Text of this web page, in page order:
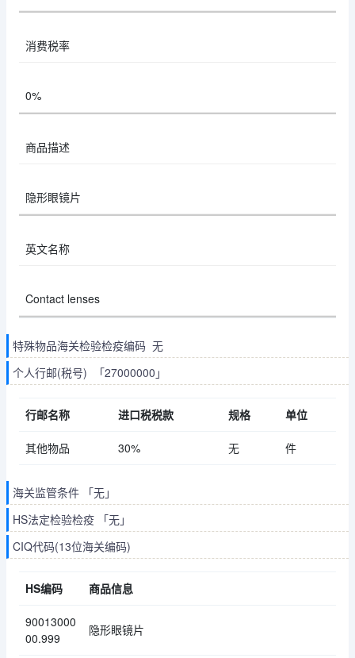
消费税率
0%
商品描述
隐形眼镜片
英文名称
Contact lenses
特殊物品海关检验检疫编码 无
个人行邮(税号) 「27000000」
行邮名称 进口税税款 规格 单位
其他物品 30% 无 件
海关监管条件 「无」
HS法定检验检疫 「无」
CIQ代码(13位海关编码)
HS编码 商品信息
90013000
00.999
隐形眼镜片